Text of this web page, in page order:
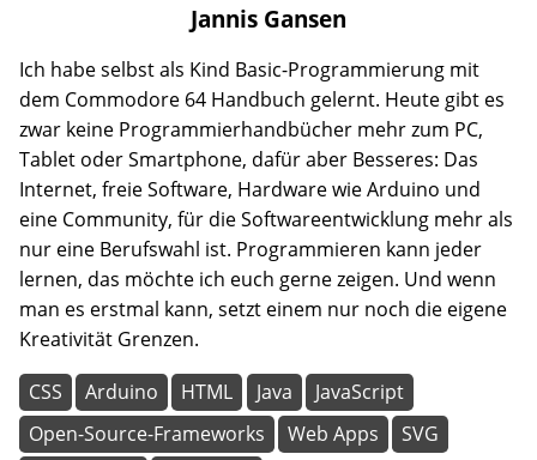
Jannis Gansen
Ich habe selbst als Kind Basic-Programmierung mit
dem Commodore 64 Handbuch gelernt. Heute gibt es
zwar keine Programmierhandbücher mehr zum PC,
Tablet oder Smartphone, dafür aber Besseres: Das
Internet, freie Software, Hardware wie Arduino und
eine Community, für die Softwareentwicklung mehr als
nur eine Berufswahl ist. Programmieren kann jeder
lernen, das möchte ich euch gerne zeigen. Und wenn
man es erstmal kann, setzt einem nur noch die eigene
Kreativität Grenzen.
CSS Arduino HTML Java
JavaScript
Open-Source-Frameworks
Web Apps
SVG